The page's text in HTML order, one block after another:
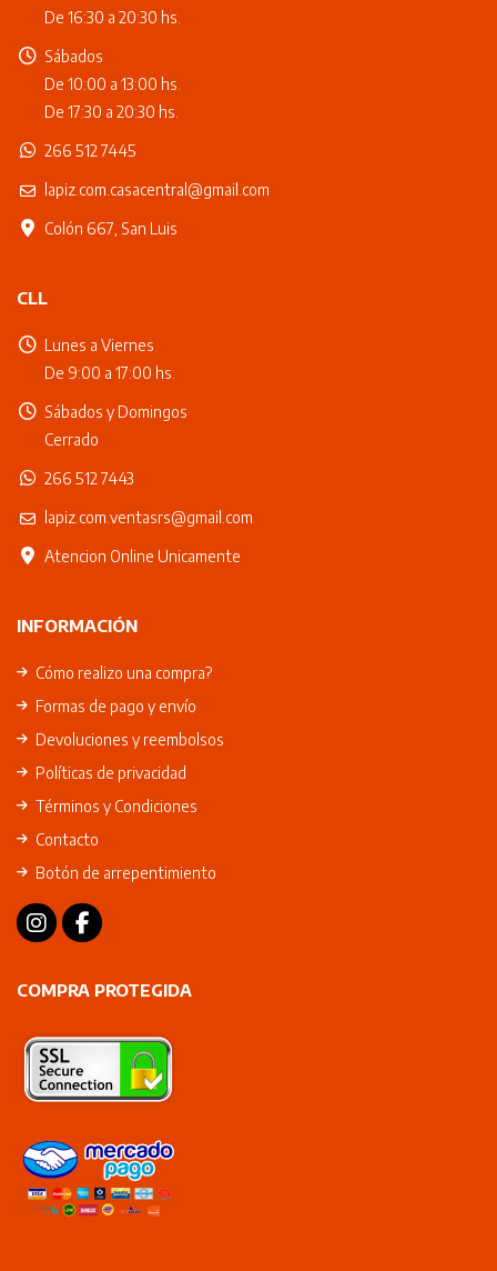
De 16:30 a 20:30 hs.
Sábados
De 10:00 a 13:00 hs.
De 17:30 a 20:30 hs.
266 512 7445
lapiz.com.casacentral@gmail.com
Colón 667, San Luis
CLL
Lunes a Viernes
De 9:00 a 17:00 hs.
Sábados y Domingos
Cerrado
266 512 7443
lapiz.com.ventasrs@gmail.com
Atencion Online Unicamente
INFORMACIÓN
Cómo realizo una compra?
Formas de pago y envío
Devoluciones y reembolsos
Políticas de privacidad
Términos y Condiciones
Contacto
Botón de arrepentimiento
COMPRA PROTEGIDA